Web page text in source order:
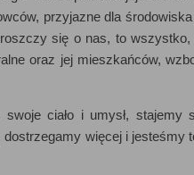
przyjazne dla środowiska
się o nas, to
oraz jej mieszkańców,
ciało i umysł, stajemy
więcej i jesteśmy